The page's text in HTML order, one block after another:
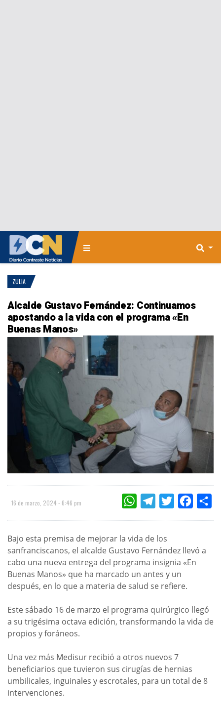
ZULIA
Alcalde Gustavo Fernández: Continuamos
apostando a la vida con el programa «En
Buenas Manos»
16 de marzo, 2024 - 6:46 pm WHATSAPPTELEGRAMTWITTER
Bajo esta premisa de mejorar la vida de los
sanfranciscanos, el alcalde Gustavo Fernández llevó a
cabo una nueva entrega del programa insignia «En
Buenas Manos» que ha marcado un antes y un
después, en lo que a materia de salud se refiere.
Este sábado 16 de marzo el programa quirúrgico llegó
a su trigésima octava edición, transformando la vida de
propios y foráneos.
Una vez más Medisur recibió a otros nuevos 7
beneficiarios que tuvieron sus cirugías de hernias
umbilicales, inguinales y escrotales, para un total de 8
intervenciones.